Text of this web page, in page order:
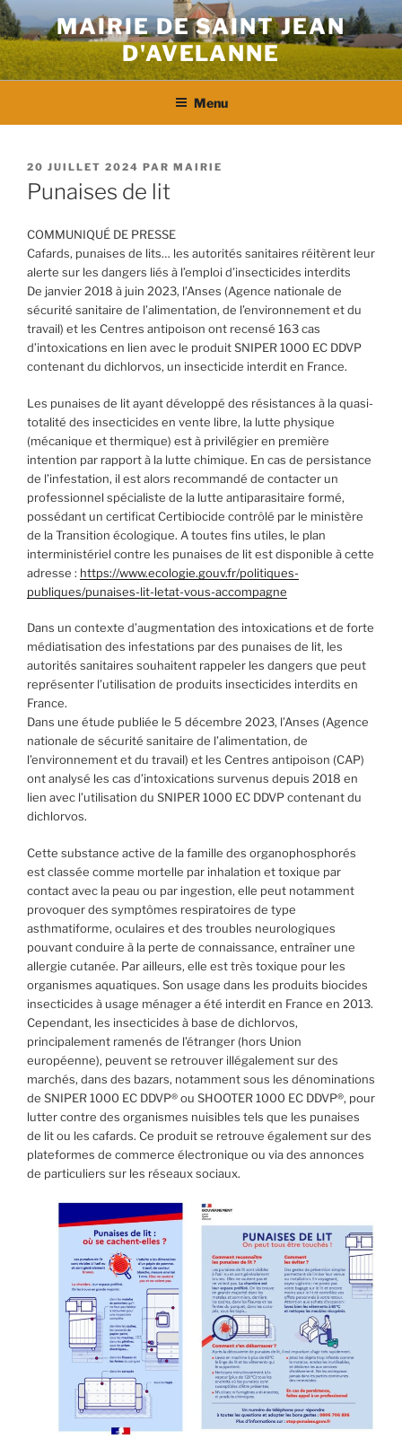
Aller
au
contenu
principal
MAIRIE DE SAINT JEAN
D'AVELANNE
Menu
PUBLIÉ
LE
20 JUILLET 2024 PAR MAIRIE
Punaises de lit
COMMUNIQUÉ DE PRESSE
Cafards, punaises de lits… les autorités sanitaires réitèrent leur
alerte sur les dangers liés à l’emploi d’insecticides interdits
De janvier 2018 à juin 2023, l’Anses (Agence nationale de
sécurité sanitaire de l’alimentation, de l’environnement et du
travail) et les Centres antipoison ont recensé 163 cas
d’intoxications en lien avec le produit SNIPER 1000 EC DDVP
contenant du dichlorvos, un insecticide interdit en France.
Les punaises de lit ayant développé des résistances à la quasi-
totalité des insecticides en vente libre, la lutte physique
(mécanique et thermique) est à privilégier en première
intention par rapport à la lutte chimique. En cas de persistance
de l’infestation, il est alors recommandé de contacter un
professionnel spécialiste de la lutte antiparasitaire formé,
possédant un certificat Certibiocide contrôlé par le ministère
de la Transition écologique. A toutes fins utiles, le plan
interministériel contre les punaises de lit est disponible à cette
adresse : https://www.ecologie.gouv.fr/politiques-
publiques/punaises-lit-letat-vous-accompagne
Dans un contexte d’augmentation des intoxications et de forte
médiatisation des infestations par des punaises de lit, les
autorités sanitaires souhaitent rappeler les dangers que peut
représenter l’utilisation de produits insecticides interdits en
France.
Dans une étude publiée le 5 décembre 2023, l’Anses (Agence
nationale de sécurité sanitaire de l’alimentation, de
l’environnement et du travail) et les Centres antipoison (CAP)
ont analysé les cas d’intoxications survenus depuis 2018 en
lien avec l’utilisation du SNIPER 1000 EC DDVP contenant du
dichlorvos.
Cette substance active de la famille des organophosphorés
est classée comme mortelle par inhalation et toxique par
contact avec la peau ou par ingestion, elle peut notamment
provoquer des symptômes respiratoires de type
asthmatiforme, oculaires et des troubles neurologiques
pouvant conduire à la perte de connaissance, entraîner une
allergie cutanée. Par ailleurs, elle est très toxique pour les
organismes aquatiques. Son usage dans les produits biocides
insecticides à usage ménager a été interdit en France en 2013.
Cependant, les insecticides à base de dichlorvos,
principalement ramenés de l’étranger (hors Union
européenne), peuvent se retrouver illégalement sur des
marchés, dans des bazars, notamment sous les dénominations
de SNIPER 1000 EC DDVP® ou SHOOTER 1000 EC DDVP®, pour
lutter contre des organismes nuisibles tels que les punaises
de lit ou les cafards. Ce produit se retrouve également sur des
plateformes de commerce électronique ou via des annonces
de particuliers sur les réseaux sociaux.